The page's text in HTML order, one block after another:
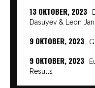
13 OKTOBER, 2023
Dasuyev & Leon
9 OKTOBER, 2023
9 OKTOBER, 2023
Results